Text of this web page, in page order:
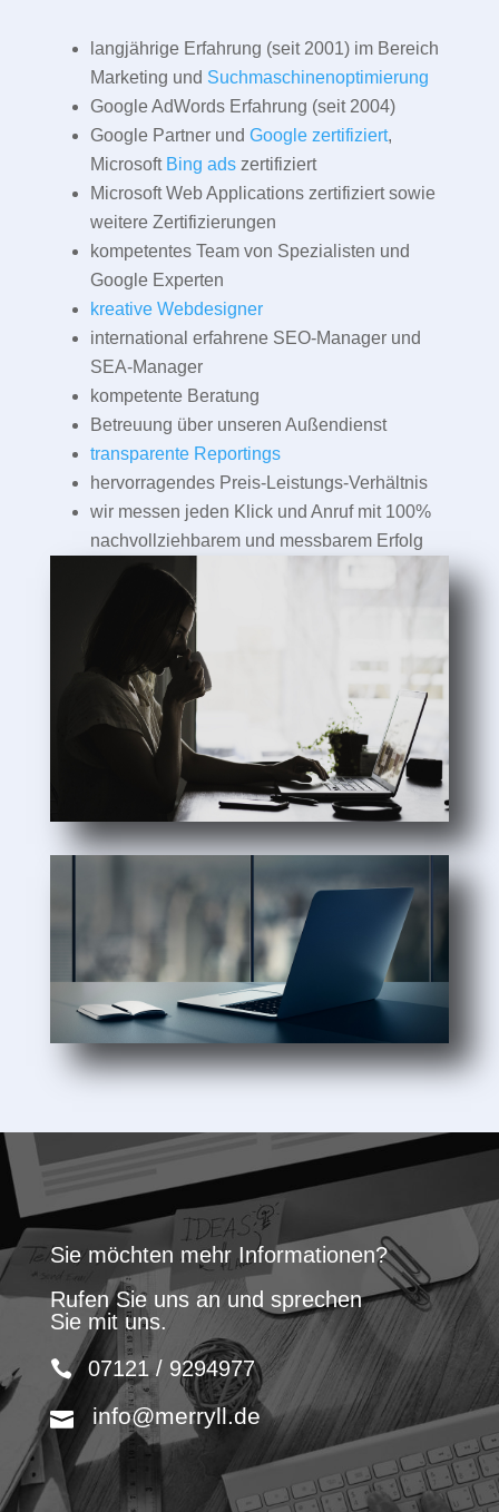
langjährige Erfahrung (seit 2001) im Bereich
Marketing und Suchmaschinenoptimierung
Google AdWords Erfahrung (seit 2004)
Google Partner und Google zertifiziert,
Microsoft Bing adszertifiziert
Microsoft Web Applications zertifiziert sowie
weitere Zertifizierungen
kompetentes Team von Spezialisten und
Google Experten
kreative Webdesigner
international erfahrene SEO-Manager und
SEA-Manager
kompetente Beratung
Betreuung über unseren Außendienst
transparente Reportings
hervorragendes Preis-Leistungs-Verhältnis
wir messen jeden Klick und Anruf mit 100%
nachvollziehbarem und messbarem Erfolg
Sie möchten mehr Informationen?
Rufen Sie uns an und sprechen
Sie mit uns.
07121 / 9294977
info@merryll.de